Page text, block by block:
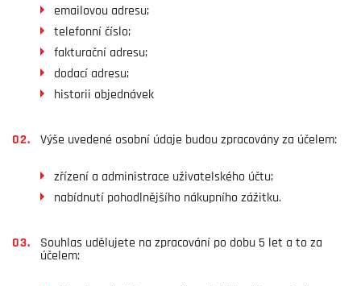
emailovou adresu;
telefonní číslo;
fakturační adresu;
dodací adresu;
historii objednávek
Výše uvedené osobní údaje budou zpracovány za účelem:
zřízení a administrace uživatelského účtu;
nabídnutí pohodlnějšího nákupního zážitku.
Souhlas udělujete na zpracování po dobu 5 let a to za
účelem: